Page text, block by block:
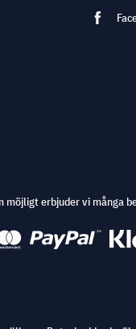
möjligt erbjuder vi många